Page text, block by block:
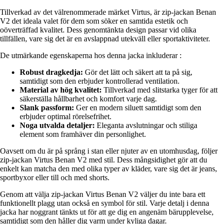
Tillverkad av det välrenommerade märket Virtus, är zip-jackan Benan
V2 det ideala valet för dem som söker en samtida estetik och
oöverträffad kvalitet. Dess genomtänkta design passar vid olika
tillfällen, vare sig det är en avslappnad utekväll eller sportaktiviteter.
De utmärkande egenskaperna hos denna jacka inkluderar :
Robust dragkedja: Gör det lätt och säkert att ta på sig,
samtidigt som den erbjuder kontrollerad ventilation.
Material av hög kvalitet: Tillverkad med slitstarka tyger för att
säkerställa hållbarhet och komfort varje dag.
Slank passform: Ger en modern siluett samtidigt som den
erbjuder optimal rörelsefrihet.
Noga utvalda detaljer: Eleganta avslutningar och stiliga
element som framhäver din personlighet.
Oavsett om du är på språng i stan eller njuter av en utomhusdag, följer
zip-jackan Virtus Benan V2 med stil. Dess mångsidighet gör att du
enkelt kan matcha den med olika typer av kläder, vare sig det är jeans,
sportbyxor eller till och med shorts.
Genom att välja zip-jackan Virtus Benan V2 väljer du inte bara ett
funktionellt plagg utan också en symbol för stil. Varje detalj i denna
jacka har noggrant tänkts ut för att ge dig en angenäm bärupplevelse,
samtidigt som den håller dig varm under kyliga dagar.